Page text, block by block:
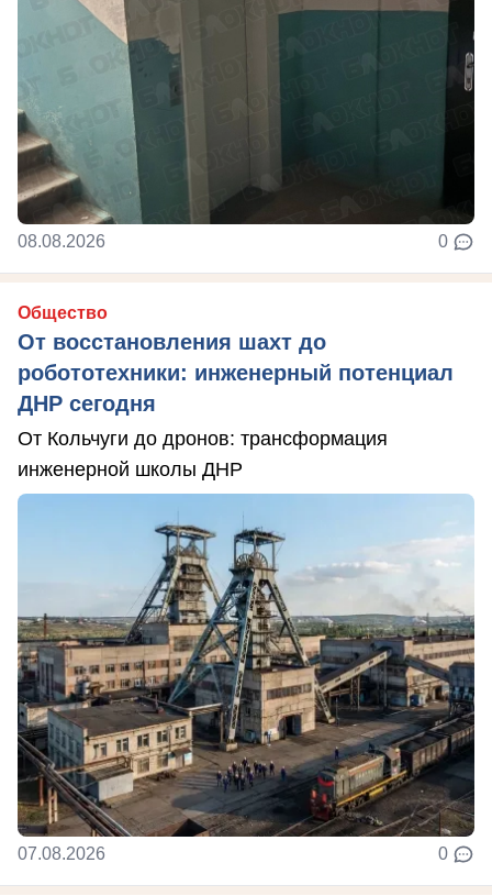
08.08.2026 0
Общество
От восстановления шахт до
робототехники: инженерный потенциал
ДНР сегодня
От Кольчуги до дронов: трансформация
инженерной школы ДНР
07.08.2026 0